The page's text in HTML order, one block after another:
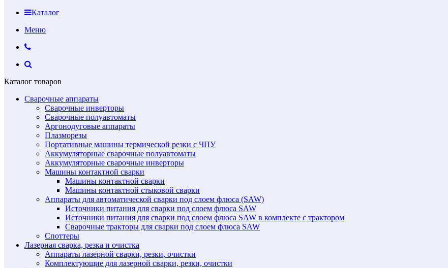
Каталог
Меню
Каталог товаров
Сварочные аппараты
Сварочные инверторы
Сварочные полуавтоматы
Аргонодуговые аппараты
Плазморезы
Портативные машины термической резки с ЧПУ
Аккумуляторные сварочные полуавтоматы
Аккумуляторные сварочные инверторы
Машины контактной сварки
Машины контактной сварки
Машины контактной стыковой сварки
Аппараты для автоматической сварки под слоем флюса (SAW)
Источники питания для сварки под слоем флюса SAW
Источники питания для сварки под слоем флюса SAW в комплекте с трактором
Сварочные тракторы для сварки под слоем флюса SAW
Споттеры
Лазерная сварка, резка и очистка
Аппараты лазерной сварки, резки, очистки
Комплектующие для лазерной сварки, резки, очистки